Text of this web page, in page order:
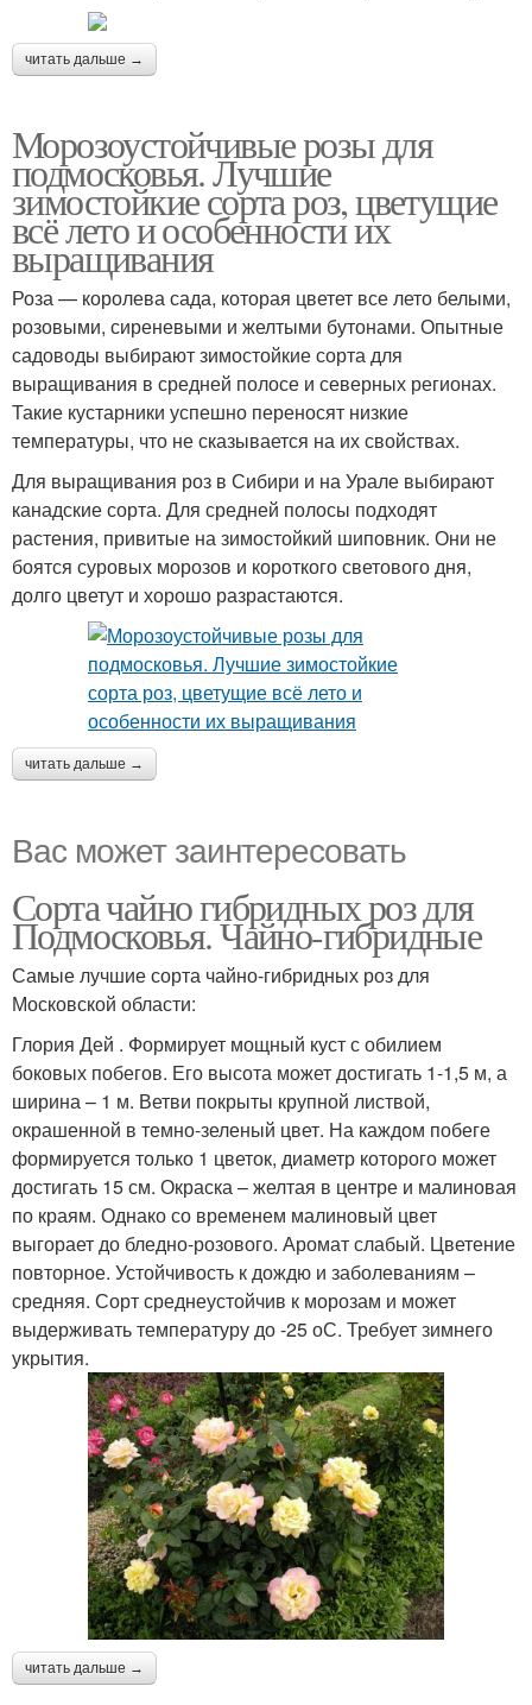
читать дальше →
Морозоустойчивые розы для
подмосковья. Лучшие
зимостойкие сорта роз, цветущие
всё лето и особенности их
выращивания
Роза — королева сада, которая цветет все лето белыми,
розовыми, сиреневыми и желтыми бутонами. Опытные
садоводы выбирают зимостойкие сорта для
выращивания в средней полосе и северных регионах.
Такие кустарники успешно переносят низкие
температуры, что не сказывается на их свойствах.
Для выращивания роз в Сибири и на Урале выбирают
канадские сорта. Для средней полосы подходят
растения, привитые на зимостойкий шиповник. Они не
боятся суровых морозов и короткого светового дня,
долго цветут и хорошо разрастаются.
читать дальше →
Вас может заинтересовать
Сорта чайно гибридных роз для
Подмосковья. Чайно-гибридные
Самые лучшие сорта чайно-гибридных роз для
Московской области:
Глория Дей . Формирует мощный куст с обилием
боковых побегов. Его высота может достигать 1-1,5 м, а
ширина – 1 м. Ветви покрыты крупной листвой,
окрашенной в темно-зеленый цвет. На каждом побеге
формируется только 1 цветок, диаметр которого может
достигать 15 см. Окраска – желтая в центре и малиновая
по краям. Однако со временем малиновый цвет
выгорает до бледно-розового. Аромат слабый. Цветение
повторное. Устойчивость к дождю и заболеваниям –
средняя. Сорт среднеустойчив к морозам и может
выдерживать температуру до -25 оС. Требует зимнего
укрытия.
читать дальше →